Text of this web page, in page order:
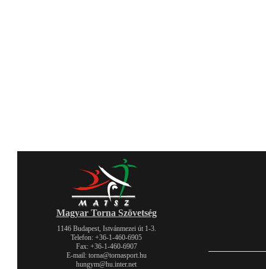
Magyar Torna Szövetség
1146 Budapest, Istvánmezei út 1-3.
Telefon: +36-1-460-6905
Fax: +36-1-460-6907
E-mail: torna@tornasport.hu
hungym@hu.inter.net